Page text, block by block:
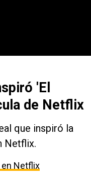
'El
de Netflix
que inspiró la
Netflix.
en Netflix